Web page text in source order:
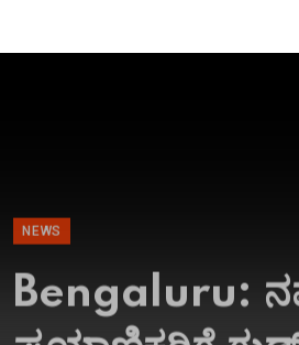
Bengaluru:
ಪ್ರಯಾಣಿಕರಿಗೆ